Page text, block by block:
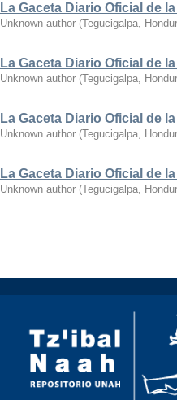
La Gaceta Diario Oficial de
Unknown author (Tegucigalpa,
La Gaceta Diario Oficial de
Unknown author (Tegucigalpa,
La Gaceta Diario Oficial de
Unknown author (Tegucigalpa,
La Gaceta Diario Oficial de
Unknown author (Tegucigalpa,